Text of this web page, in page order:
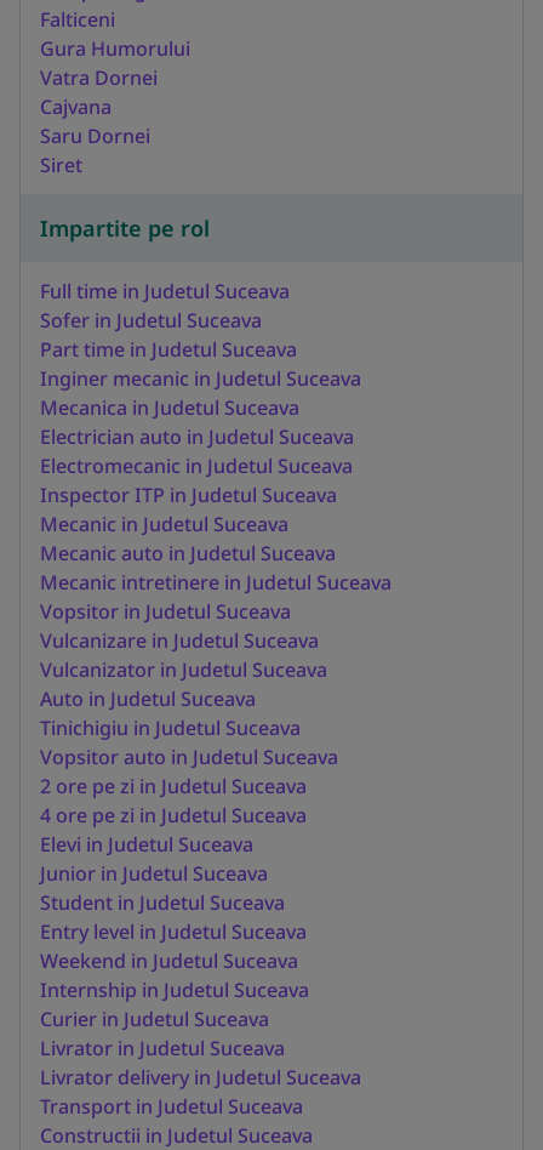
Falticeni
Gura Humorului
Vatra Dornei
Cajvana
Saru Dornei
Siret
Impartite pe rol
Full time in Judetul Suceava
Sofer in Judetul Suceava
Part time in Judetul Suceava
Inginer mecanic in Judetul Suceava
Mecanica in Judetul Suceava
Electrician auto in Judetul Suceava
Electromecanic in Judetul Suceava
Inspector ITP in Judetul Suceava
Mecanic in Judetul Suceava
Mecanic auto in Judetul Suceava
Mecanic intretinere in Judetul Suceava
Vopsitor in Judetul Suceava
Vulcanizare in Judetul Suceava
Vulcanizator in Judetul Suceava
Auto in Judetul Suceava
Tinichigiu in Judetul Suceava
Vopsitor auto in Judetul Suceava
2 ore pe zi in Judetul Suceava
4 ore pe zi in Judetul Suceava
Elevi in Judetul Suceava
Junior in Judetul Suceava
Student in Judetul Suceava
Entry level in Judetul Suceava
Weekend in Judetul Suceava
Internship in Judetul Suceava
Curier in Judetul Suceava
Livrator in Judetul Suceava
Livrator delivery in Judetul Suceava
Transport in Judetul Suceava
Constructii in Judetul Suceava